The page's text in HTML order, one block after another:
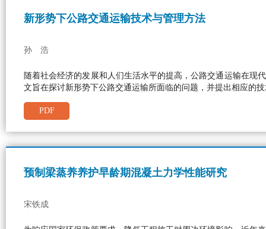
新形势下公路交通运输技术与管理方法
孙 浩
随着社会经济的发展和人们生活水平的提高，公路交通运输在现
文旨在探讨新形势下公路交通运输所面临的问题，并提出相应的
PDF
预制梁蒸养养护早龄期混凝土力学性能研究
宋铁成